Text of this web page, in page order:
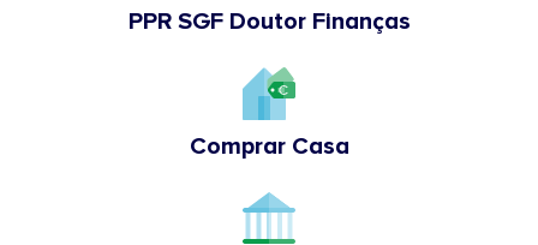
PPR SGF Doutor Finanças
Comprar Casa